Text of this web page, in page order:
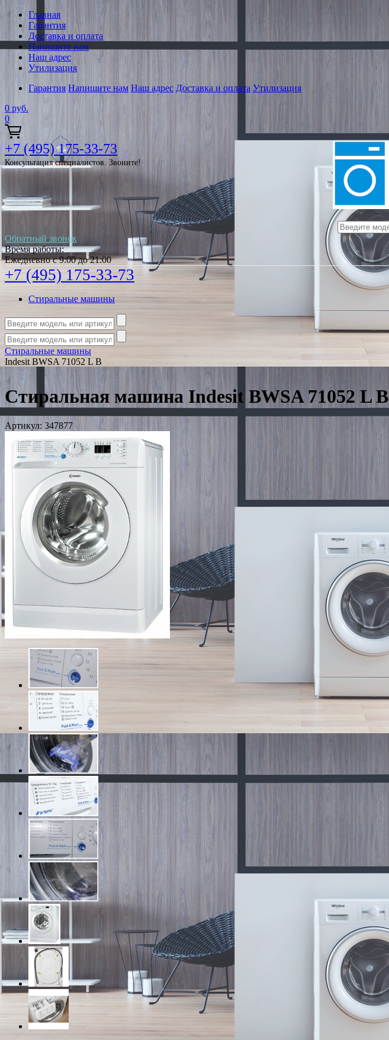
Главная
Гарантия
Доставка и оплата
Напишите нам
Наш адрес
Утилизация
Гарантия Напишите нам Наш адрес Доставка и оплата Утилизация
0 руб.
0
+7 (495) 175-33-73
Консультация специалистов. Звоните!
Обратный звонок
Время работы:
Ежедневно с 9:00 до 21:00
+7 (495) 175-33-73
Стиральные машины
Стиральные машины
Indesit BWSA 71052 L B
Стиральная машина Indesit BWSA 71052 L B
Артикул: 347877